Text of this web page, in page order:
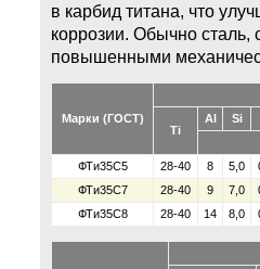
в карбид титана, что
коррозии. Обычно
повышенными
Марки (ГОСТ)
Ti
Al Si
ФТи35С5 28-40 8 5,0
ФТи35С7
28-40 9 7,0
ФТи35С8
28-40 14 8,0